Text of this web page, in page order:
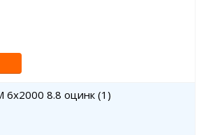
6x2000 8.8 оцинк (1)